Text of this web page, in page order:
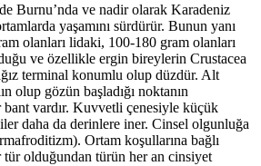
Burnu’nda ve nadir olarak Karadeniz
yaşamını sürdürür. Bunun yanı
olanları lidaki, 100-180 gram olanları
ve özellikle ergin bireylerin Crustacea
terminal konumlu olup düzdür. Alt
olup gözün başladığı noktanın
bant vardır. Kuvvetli çenesiyle küçük
daha da derinlere iner. Cinsel olgunluğa
Ortam koşullarına bağlı
tür olduğundan türün her an cinsiyet